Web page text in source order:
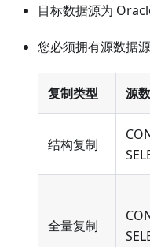
目标数据源为
您必须拥有源数据
复制类型 源
结构复制
全量复制